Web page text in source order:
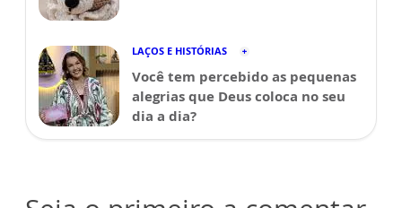
LAÇOS E HISTÓRIAS
Você tem percebido as pequenas
alegrias que Deus coloca no seu
dia a dia?